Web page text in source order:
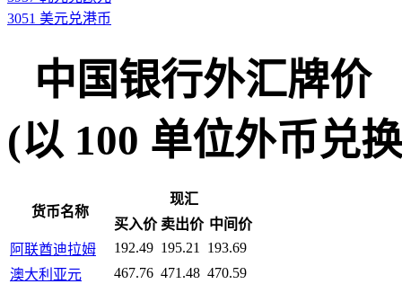
3051 美元兑港币
中国银行外汇牌价
(以 100 单位外币兑
货币名称
现汇
买入价 卖出价 中间价
阿联酋迪拉姆
192.49 195.21
193.69
澳大利亚元
467.76 471.48 470.59